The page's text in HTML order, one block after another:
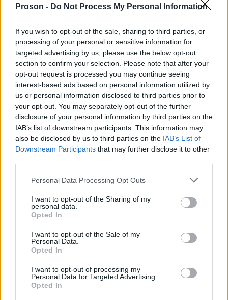
Proson - Do Not Process My Personal Information
If you wish to opt-out of the sale, sharing to third parties, or
processing of your personal or sensitive information for
targeted advertising by us, please use the below opt-out
section to confirm your selection. Please note that after your
opt-out request is processed you may continue seeing
interest-based ads based on personal information utilized by
us or personal information disclosed to third parties prior to
your opt-out. You may separately opt-out of the further
disclosure of your personal information by third parties on the
IAB’s list of downstream participants. This information may
also be disclosed by us to third parties on the IAB’s List of
Downstream Participants that may further disclose it to other
Please note that this website/app uses one or more Google
not limited to your visit or usage behaviour. You may click to
grant or deny consent to Google and its third-party tags to
use your data for below specified purposes in below Google
consent section.
Personal Data Processing Opt Outs
I want to opt-out of the Sharing of my
personal data.
Opted In
I want to opt-out of the Sale of my
Personal Data.
Opted In
I want to opt-out of processing my
Personal Data for Targeted Advertising.
Opted In
αφήνοντας περιθώρια καθορισμού τους με βάση
η) Η διακοπή της πρόβλεψης προαγωγής των
Υπαξιωματικών σε Αξιωματικούς, όπως γινόταν
μέχρι σήμερα, αποτελεί στην πράξηυποβάθμιση
των Σχολών Μονίμων Υπαξιωματικών, κάτι όμως
που έρχεται σε αντίφαση με τη θεωρητική
αναγνώριση αυτών των Σχολών ως Ανώτατες
(ΑΣΜΥ).
θ) Ο επανακαθορισμός της Ιεραρχικής Πυραμίδας
περιλαμβάνεται στους θεμελιώδεις στόχους του
χρησιμοποιηθεί για τη δικαιολόγηση της αλλοίωσης
της εν λόγω Πυραμίδας τίθενται υπό αμφισβήτηση.
Χαρακτηριστικό παράδειγμα αποτελεί η
εξαφάνιση»
με βαθμούς από Λοχία έως και
Ανθυπασπιστή από την Ιεραρχική Πυραμίδα κατά